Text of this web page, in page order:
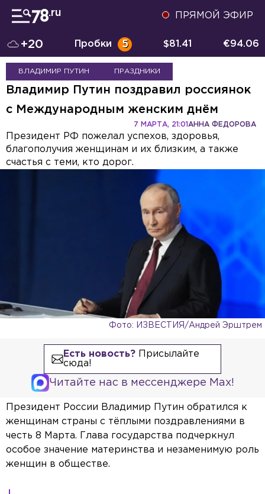
ПРЯМОЙ ЭФИР
+20 Пробки 5 $81.41 €94.06
ВЛАДИМИР ПУТИН ПРАЗДНИКИ
Владимир Путин поздравил россиянок
с Международным женским днём
АННА ФЕДОРОВА
7 МАРТА, 21:01
Президент РФ пожелал успехов, здоровья,
благополучия женщинам и их близким, а также
счастья с теми, кто дорог.
Фото: ИЗВЕСТИЯ/Андрей Эрштрем
Есть новость?Присылайте
сюда!
Читайте нас в мессенджере Max!
Президент России Владимир Путин обратился к
женщинам страны с тёплыми поздравлениями в
честь 8 Марта. Глава государства подчеркнул
особое значение материнства и незаменимую роль
женщин в обществе.